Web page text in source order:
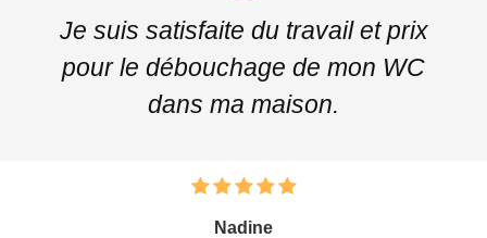
Je suis satisfaite du travail et prix
pour le débouchage de mon WC
dans ma maison.
Nadine